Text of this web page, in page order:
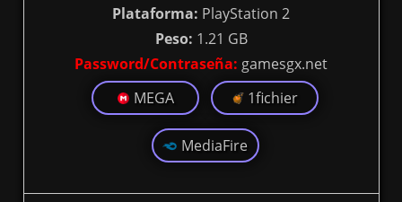
Plataforma: PlayStation 2
Peso: 1.21 GB
Password/Contraseña: gamesgx.net
MEGA
1fichier
MediaFire